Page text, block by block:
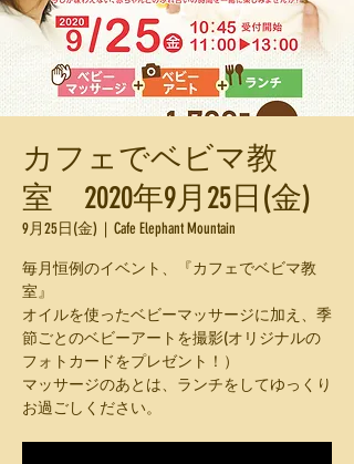
カフェでベビマ教
室 2020年9月25日(金)
9月25日(金)
  |
Cafe Elephant Mountain
毎月恒例のイベント、『カフェでベビマ教
室』
オイルを使ったベビーマッサージに加え、季
節ごとのベビーアートを撮影(オリジナルの
フォトカードをプレゼント！）
マッサージのあとは、ランチをしてゆっくり
お過ごしください。